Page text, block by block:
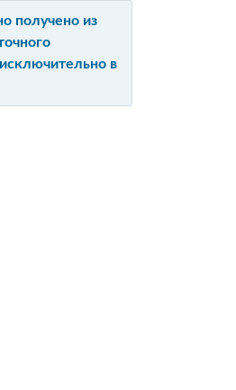
получено из
в